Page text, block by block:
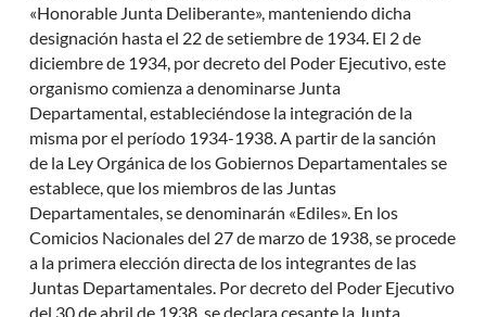
«Honorable Junta Deliberante», manteniendo dicha
designación hasta el 22 de setiembre de 1934. El 2 de
diciembre de 1934, por decreto del Poder Ejecutivo, este
organismo comienza a denominarse Junta
Departamental, estableciéndose la integración de la
misma por el período 1934-1938. A partir de la sanción
de la Ley Orgánica de los Gobiernos Departamentales se
establece, que los miembros de las Juntas
Departamentales, se denominarán «Ediles». En los
Comicios Nacionales del 27 de marzo de 1938, se procede
a la primera elección directa de los integrantes de las
Juntas Departamentales. Por decreto del Poder Ejecutivo
del 30 de abril de 1938, se declara cesante la Junta